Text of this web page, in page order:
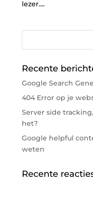
lezer....
Recente
Google Search
404 Error op je
Server side
het?
Google helpful
weten
Recente